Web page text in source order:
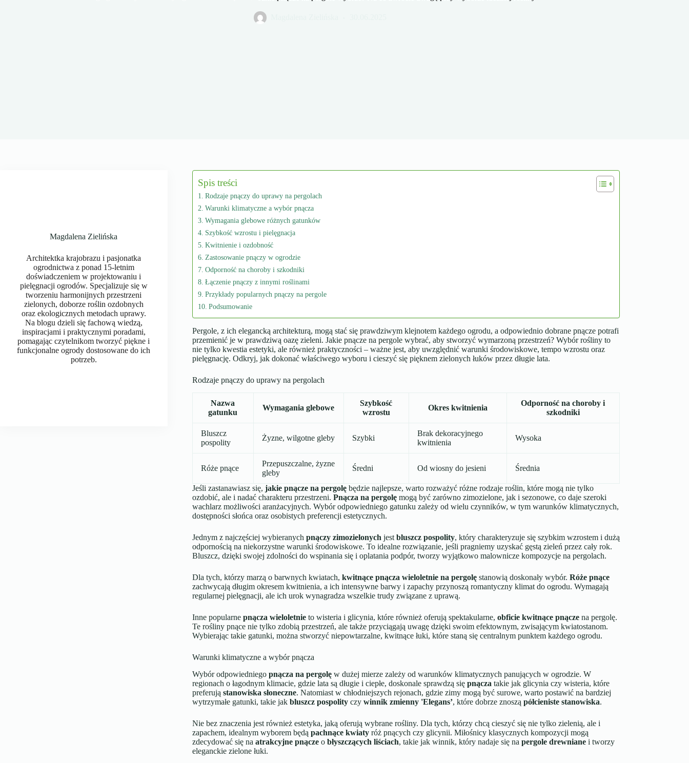
Spis treści
Rodzaje pnączy do uprawy na pergolach
Warunki klimatyczne a wybór pnącza
Wymagania glebowe różnych gatunków
Szybkość wzrostu i pielęgnacja
Kwitnienie i ozdobność
Zastosowanie pnączy w ogrodzie
Odporność na choroby i szkodniki
Łączenie pnączy z innymi roślinami
Przykłady popularnych pnączy na pergole
Podsumowanie
Pergole, z ich elegancką architekturą, mogą stać się prawdziwym klejnotem każdego ogrodu, a odpowiednio dobrane pnącze potrafi
przemienić je w prawdziwą oazę zieleni. Jakie pnącze na pergole wybrać, aby stworzyć wymarzoną przestrzeń? Wybór rośliny to
nie tylko kwestia estetyki, ale również praktyczności – ważne jest, aby uwzględnić warunki środowiskowe, tempo wzrostu oraz
pielęgnację. Odkryj, jak dokonać właściwego wyboru i cieszyć się pięknem zielonych łuków przez długie lata.
Rodzaje pnączy do uprawy na pergolach
Nazwa
gatunku
Wymagania glebowe
Szybkość
wzrostu
Okres kwitnienia
Odporność na choroby i
szkodniki
Bluszcz
pospolity
Żyzne, wilgotne gleby Szybki
Brak dekoracyjnego
kwitnienia
Wysoka
Róże pnące
Przepuszczalne, żyzne
gleby
Średni Od wiosny do jesieni Średnia
Jeśli zastanawiasz się, jakie pnącze na pergolębędzie najlepsze, warto rozważyć różne rodzaje roślin, które mogą nie tylko
ozdobić, ale i nadać charakteru przestrzeni. Pnącza na pergolęmogą być zarówno zimozielone, jak i sezonowe, co daje szeroki
wachlarz możliwości aranżacyjnych. Wybór odpowiedniego gatunku zależy od wielu czynników, w tym warunków klimatycznych,
dostępności słońca oraz osobistych preferencji estetycznych.
Jednym z najczęściej wybieranych pnączy zimozielonych jest bluszcz pospolity, który charakteryzuje się szybkim wzrostem i dużą
odpornością na niekorzystne warunki środowiskowe. To idealne rozwiązanie, jeśli pragniemy uzyskać gęstą zieleń przez cały rok.
Bluszcz, dzięki swojej zdolności do wspinania się i oplatania podpór, tworzy wyjątkowo malownicze kompozycje na pergolach.
Dla tych, którzy marzą o barwnych kwiatach, kwitnące pnącza wieloletnie na pergolęstanowią doskonały wybór. Róże pnące
zachwycają długim okresem kwitnienia, a ich intensywne barwy i zapachy przynoszą romantyczny klimat do ogrodu. Wymagają
regularnej pielęgnacji, ale ich urok wynagradza wszelkie trudy związane z uprawą.
Inne popularne pnącza wieloletnieto wisteria i glicynia, które również oferują spektakularne, obficie kwitnące pnączena pergolę.
Te rośliny pnące nie tylko zdobią przestrzeń, ale także przyciągają uwagę dzięki swoim efektownym, zwisającym kwiatostanom.
Wybierając takie gatunki, można stworzyć niepowtarzalne, kwitnące łuki, które staną się centralnym punktem każdego ogrodu.
Warunki klimatyczne a wybór pnącza
Wybór odpowiedniego pnącza na pergolęw dużej mierze zależy od warunków klimatycznych panujących w ogrodzie. W
regionach o łagodnym klimacie, gdzie lata są długie i ciepłe, doskonale sprawdzą się pnącza takie jak glicynia czy wisteria, które
preferują stanowiska słoneczne. Natomiast w chłodniejszych rejonach, gdzie zimy mogą być surowe, warto postawić na bardziej
wytrzymałe gatunki, takie jak bluszcz pospolityczy winnik zmienny 'Elegans’, które dobrze znoszą półcieniste stanowiska.
Nie bez znaczenia jest również estetyka, jaką oferują wybrane rośliny. Dla tych, którzy chcą cieszyć się nie tylko zielenią, ale i
zapachem, idealnym wyborem będą pachnące kwiatyróż pnących czy glicynii. Miłośnicy klasycznych kompozycji mogą
zdecydować się na atrakcyjne pnączeo błyszczących liściach, takie jak winnik, który nadaje się na pergole drewnianei tworzy
eleganckie zielone łuki.
Magdalena Zielińska
Architektka krajobrazu i pasjonatka
ogrodnictwa z ponad 15-letnim
doświadczeniem w projektowaniu i
pielęgnacji ogrodów. Specjalizuje się w
tworzeniu harmonijnych przestrzeni
zielonych, doborze roślin ozdobnych
oraz ekologicznych metodach uprawy.
Na blogu dzieli się fachową wiedzą,
inspiracjami i praktycznymi poradami,
pomagając czytelnikom tworzyć piękne i
funkcjonalne ogrody dostosowane do ich
potrzeb.